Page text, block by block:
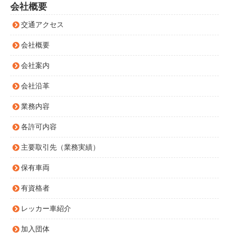
会社概要
交通アクセス
会社概要
会社案内
会社沿革
業務内容
各許可内容
主要取引先（業務実績）
保有車両
有資格者
レッカー車紹介
加入団体